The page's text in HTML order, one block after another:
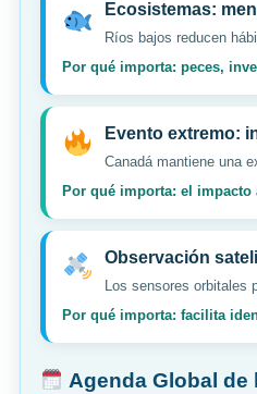
Ecosistemas:
Ríos bajos reducen
Por qué importa: peces,
Evento extremo:
Canadá mantiene una
Por qué importa: el
Observación
Los sensores orbitales
Por qué importa: facilita
Agenda Global de